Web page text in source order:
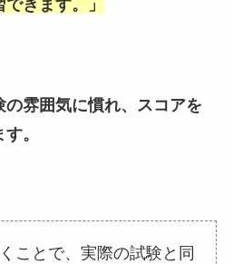
きます。
」
の雰囲気に慣れ、スコアを
。
ことで、実際の試験と同